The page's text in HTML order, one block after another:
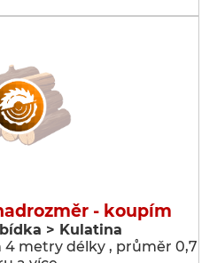
- koupím
> Kulatina
metry délky , průměr 0,7